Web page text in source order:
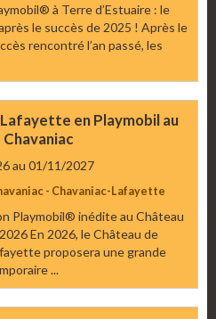
à Terre d’Estuaire : le
le succès de 2025 ! Après le
rencontré l’an passé, les
en Playmobil au
au 01/11/2027
- Chavaniac-Lafayette
Playmobil® inédite au Château
En 2026, le Château de
proposera une grande
...